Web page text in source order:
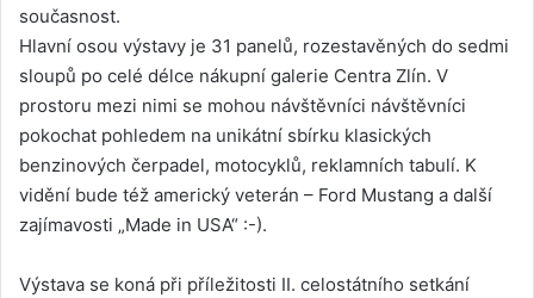
současnost.
Hlavní osou výstavy je 31 panelů, rozestavěných do sedmi
sloupů po celé délce nákupní galerie Centra Zlín. V
prostoru mezi nimi se mohou návštěvníci návštěvníci
pokochat pohledem na unikátní sbírku klasických
benzinových čerpadel, motocyklů, reklamních tabulí. K
vidění bude též americký veterán – Ford Mustang a další
zajímavosti „Made in USA“ :-).
Výstava se koná při příležitosti II. celostátního setkání